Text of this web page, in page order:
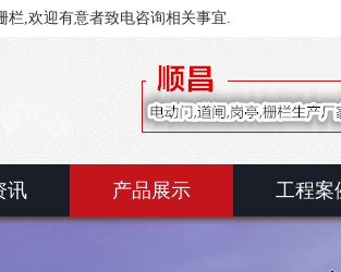
栏,欢迎有意者致电咨询相关事宜.
讯 产品展示 工程案